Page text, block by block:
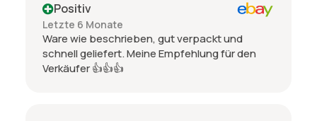
Positiv
Letzte 6 Monate
Ware wie beschrieben, gut verpackt und
schnell geliefert. Meine Empfehlung für den
Verkäufer 👍👍👍